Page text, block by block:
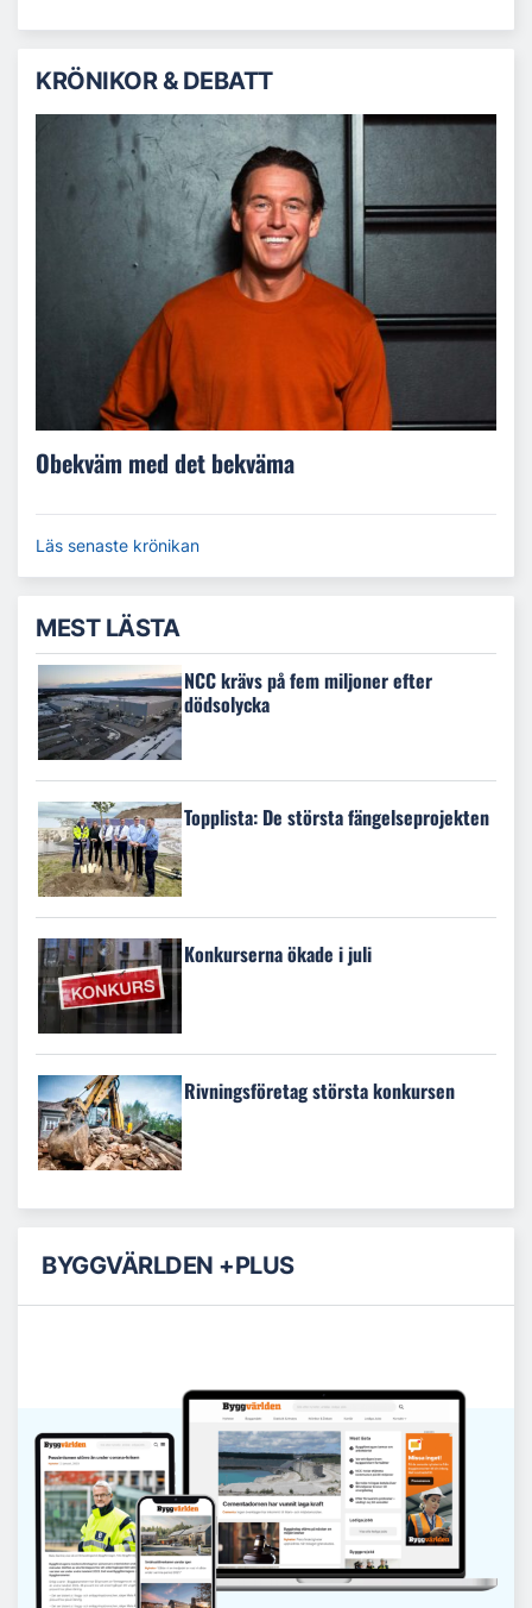
KRÖNIKOR & DEBATT
Obekväm med det bekväma
Läs senaste krönikan
MEST LÄSTA
NCC krävs på fem miljoner efter
dödsolycka
Topplista: De största fängelseprojekten
Konkurserna ökade i juli
Rivningsföretag största konkursen
BYGGVÄRLDEN +PLUS